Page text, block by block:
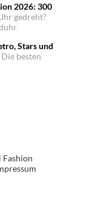
2026: 300
gedreht?
Stars und
besten
Fashion